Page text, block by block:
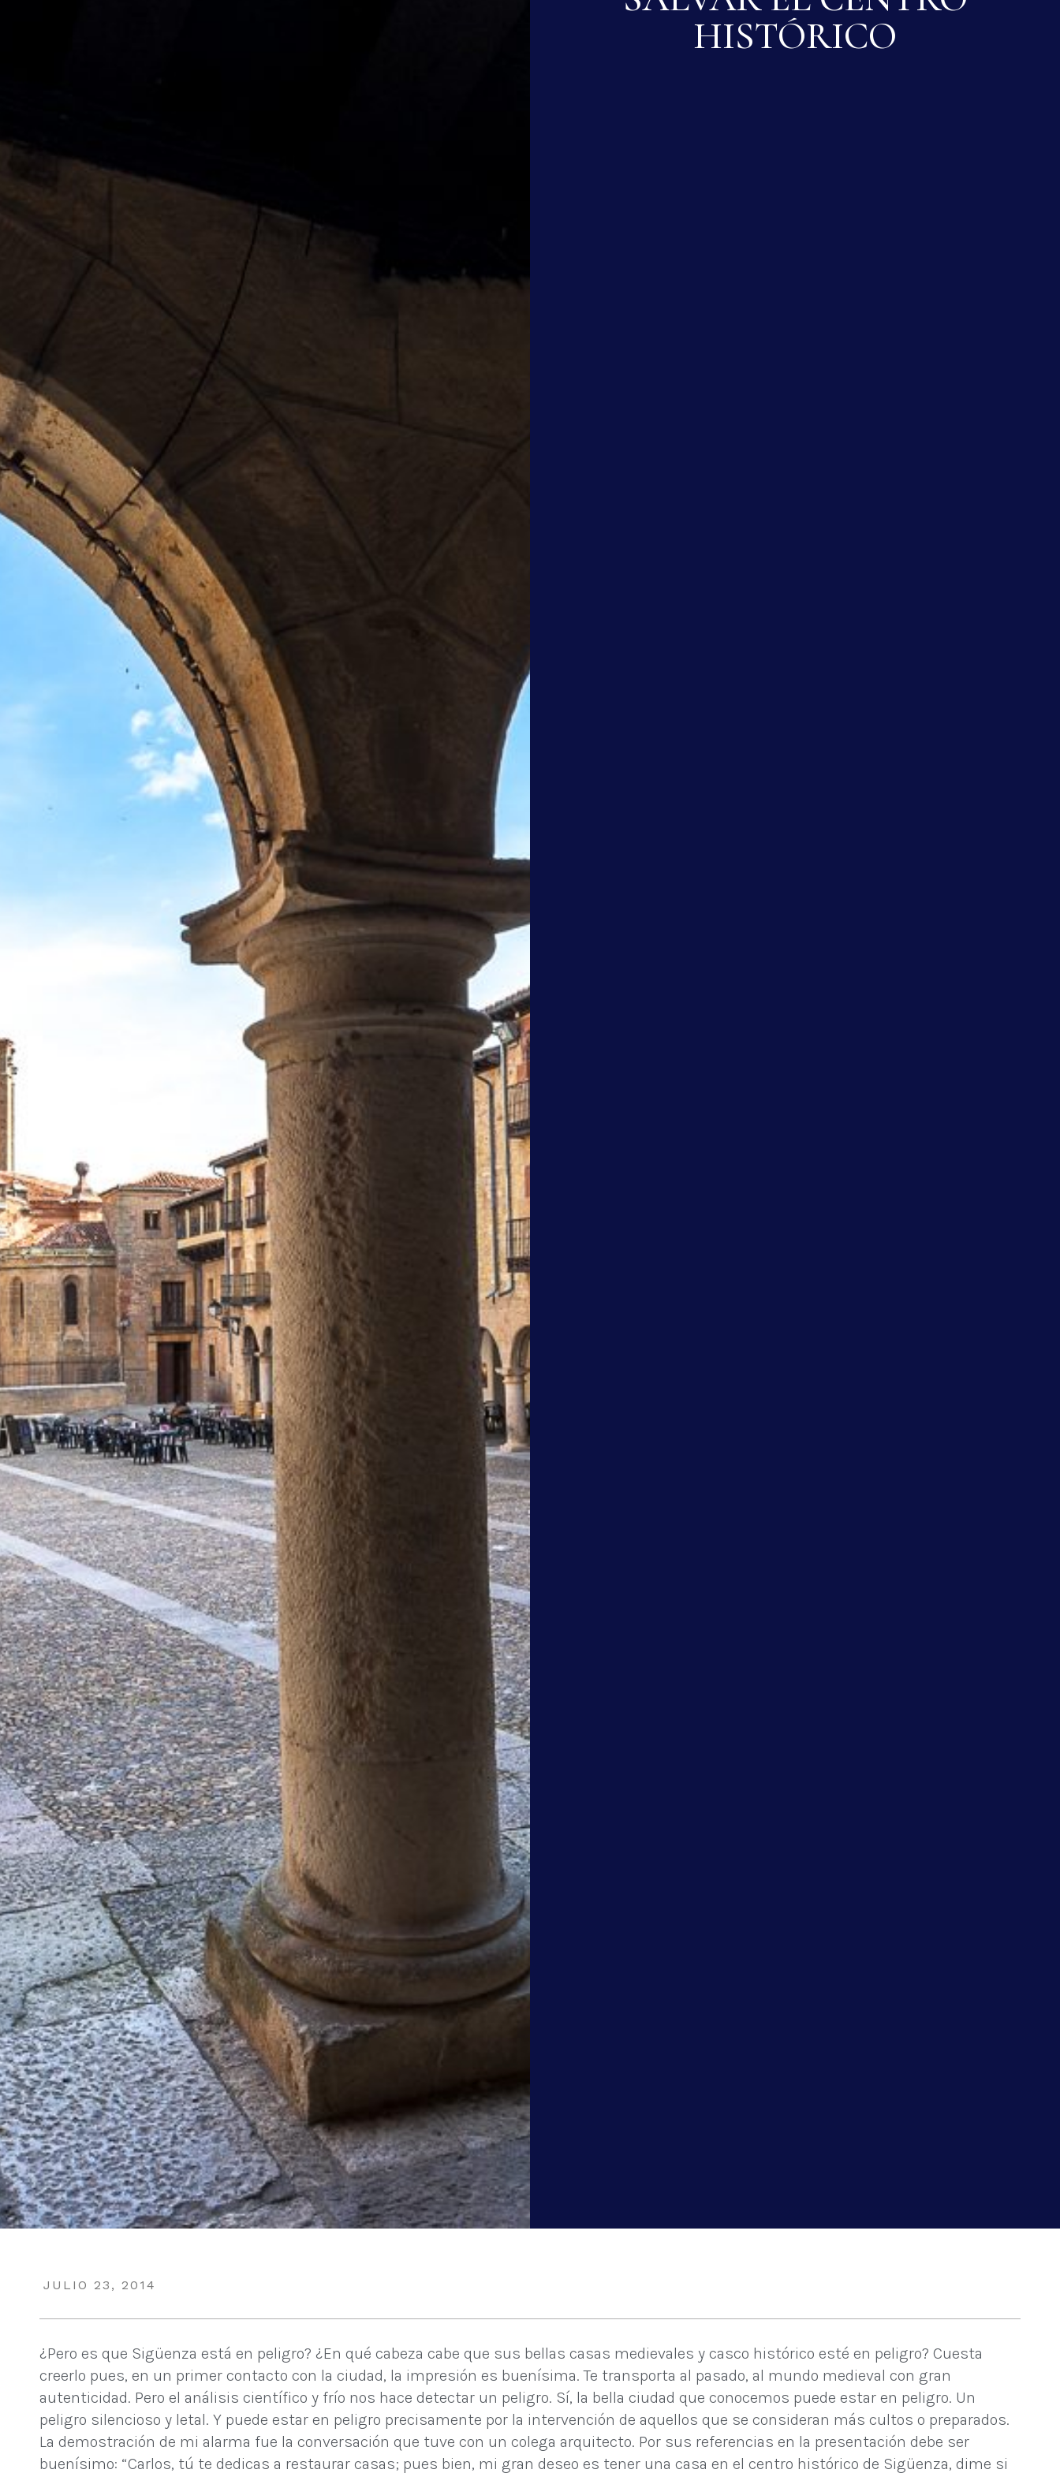
HISTÓRICO
JULIO 23, 2014
¿Pero es que Sigüenza está en peligro? ¿En qué cabeza cabe que sus bellas casas medievales y casco histórico esté en peligro? Cuesta
creerlo pues, en un primer contacto con la ciudad, la impresión es buenísima. Te transporta al pasado, al mundo medieval con gran
autenticidad. Pero el análisis científico y frío nos hace detectar un peligro. Sí, la bella ciudad que conocemos puede estar en peligro. Un
peligro silencioso y letal. Y puede estar en peligro precisamente por la intervención de aquellos que se consideran más cultos o preparados.
La demostración de mi alarma fue la conversación que tuve con un colega arquitecto. Por sus referencias en la presentación debe ser
buenísimo: “Carlos, tú te dedicas a restaurar casas; pues bien, mi gran deseo es tener una casa en el centro histórico de Sigüenza, dime si